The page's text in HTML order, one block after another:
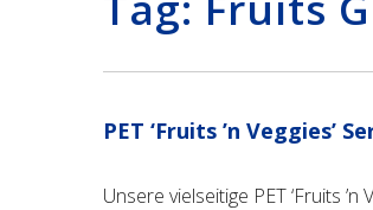
PET ‘Fruits ’n Veggies’
Unsere vielseitige PET ‘Fruits